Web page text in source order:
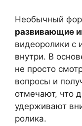
Необычный
развивающие
видеоролики с
внутри. В
не просто
вопросы и
отмечают, что
удерживают
ролика.